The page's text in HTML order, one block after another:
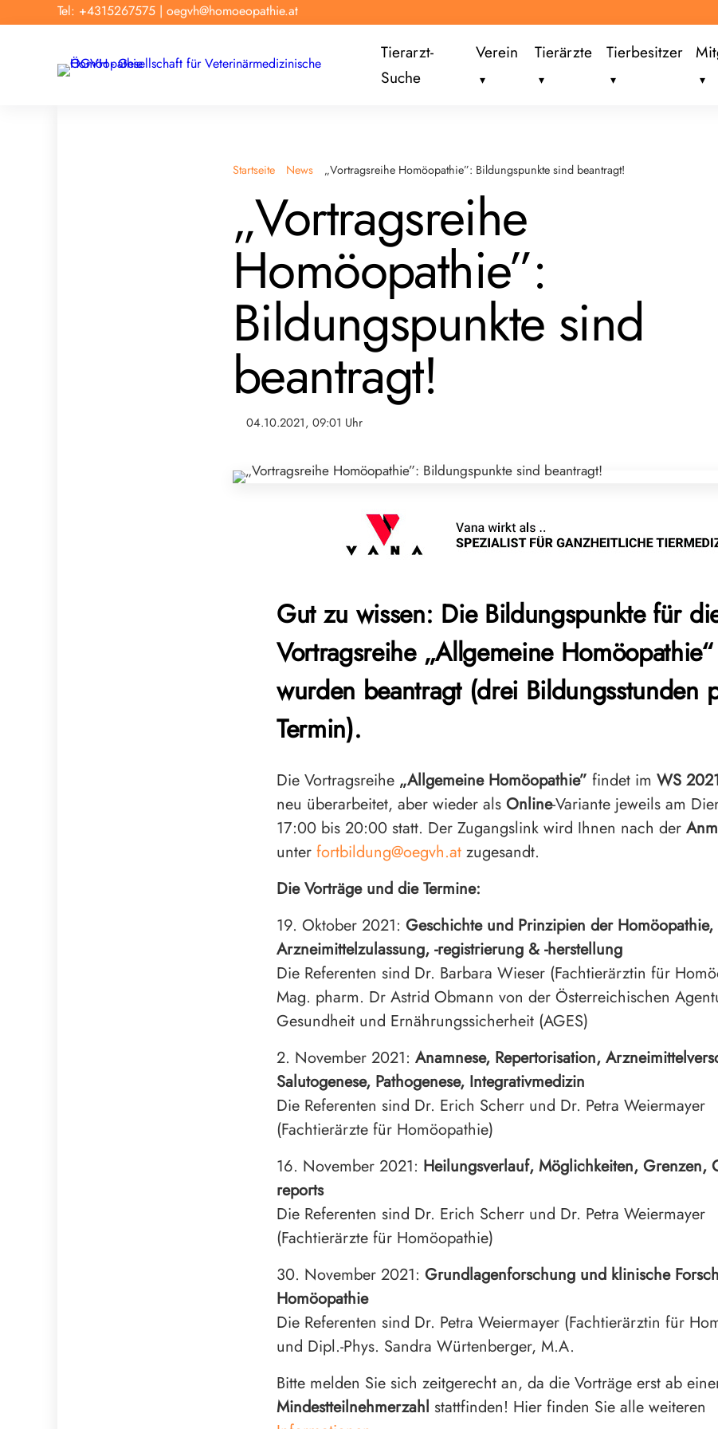
Tel: +4315267575 | oegvh@homoeopathie.at
Tierarzt-
Suche
Verein Tierärzte Tierbesitzer
Startseite News „Vortragsreihe Homöopathie”: Bildungspunkte sind beantragt!
„Vortragsreihe
Homöopathie”:
Bildungspunkte sind
beantragt!
04.10.2021, 09:01 Uhr
Gut zu wissen: Die Bildungspunkte für
Vortragsreihe „Allgemeine Homöopathie“
wurden beantragt (drei Bildungsstunden
Termin).
Die Vortragsreihe „Allgemeine Homöopathie” findet im WS
neu überarbeitet, aber wieder als Online-Variante jeweils am
17:00 bis 20:00 statt. Der Zugangslink wird Ihnen nach der
unter fortbildung@oegvh.at zugesandt.
Die Vorträge und die Termine:
19. Oktober 2021: Geschichte und Prinzipien der Homöopathie,
Arzneimittelzulassung, -registrierung & -herstellung
Die Referenten sind Dr. Barbara Wieser (Fachtierärztin für
Mag. pharm. Dr Astrid Obmann von der Österreichischen
Gesundheit und Ernährungssicherheit (AGES)
2. November 2021: Anamnese, Repertorisation,
Salutogenese, Pathogenese, Integrativmedizin
Die Referenten sind Dr. Erich Scherr und Dr. Petra Weiermayer
(Fachtierärzte für Homöopathie)
16. November 2021: Heilungsverlauf, Möglichkeiten, Grenzen,
reports
Die Referenten sind Dr. Erich Scherr und Dr. Petra Weiermayer
(Fachtierärzte für Homöopathie)
30. November 2021: Grundlagenforschung und klinische
Homöopathie
Die Referenten sind Dr. Petra Weiermayer (Fachtierärztin für
und Dipl.-Phys. Sandra Würtenberger, M.A.
Bitte melden Sie sich zeitgerecht an, da die Vorträge erst ab
Mindestteilnehmerzahl stattfinden! Hier finden Sie alle weiteren